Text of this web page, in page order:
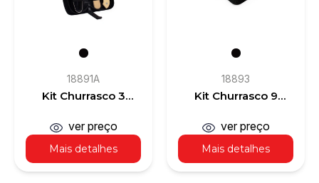
18891A
Kit Churrasco 3
Mais detalhes
ver preço
18893
Kit Churrasco 9
Mais detalhes
ver preço